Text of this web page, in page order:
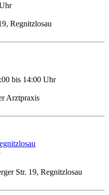
Regnitzlosau
bis 14:00 Uhr
Arztpraxis
Str. 19, Regnitzlosau